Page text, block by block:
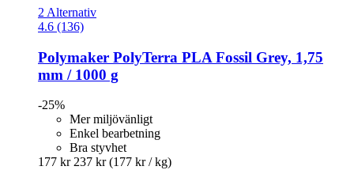
2 Alternativ
4.6 (136)
Polymaker PolyTerra PLA Fossil Grey, 1,75
mm / 1000 g
-25%
Mer miljövänligt
Enkel bearbetning
Bra styvhet
177 kr 237 kr (177 kr / kg)